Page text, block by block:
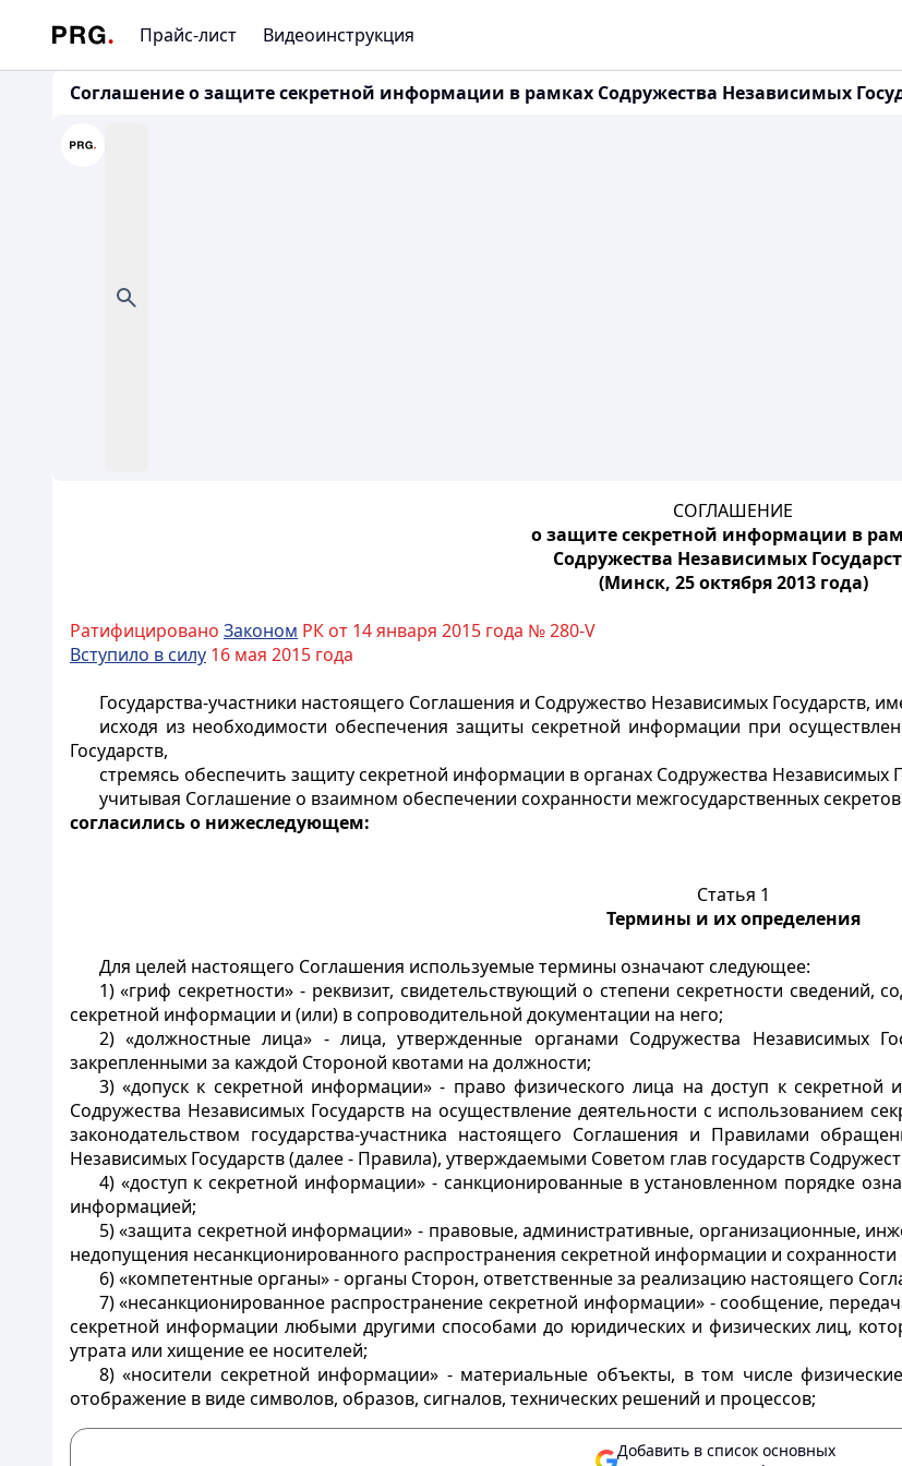
Прайс-лист Видеоинструкция
Соглашение о защите секретной информации в рамках Содружества Независимых
СОГЛАШЕНИЕ
о защите секретной информации в
Содружества Независимых
(Минск, 25 октября 2013 года)
Ратифицировано Законом РК от 14 января 2015 года № 280-V
Вступило в силу 16 мая 2015 года
Государства-участники настоящего Соглашения и Содружество Независимых Государств,
исходя из необходимости обеспечения защиты секретной информации при
Государств,
стремясь обеспечить защиту секретной информации в органах Содружества Независимых
учитывая Соглашение о взаимном обеспечении сохранности межгосударственных секретов
согласились о нижеследующем:
Статья 1
Термины и их определения
Для целей настоящего Соглашения используемые термины означают следующее:
1) «гриф секретности» - реквизит, свидетельствующий о степени секретности сведений,
секретной информации и (или) в сопроводительной документации на него;
2) «должностные лица» - лица, утвержденные органами Содружества Независимых
закрепленными за каждой Стороной квотами на должности;
3) «допуск к секретной информации» - право физического лица на доступ к
Содружества Независимых Государств на осуществление деятельности с использованием
законодательством государства-участника настоящего Соглашения и Правилами
Независимых Государств (далее - Правила), утверждаемыми Советом глав государств
4) «доступ к секретной информации» - санкционированные в установленном порядке
информацией;
5) «защита секретной информации» - правовые, административные, организационные,
недопущения несанкционированного распространения секретной информации и сохранности
6) «компетентные органы» - органы Сторон, ответственные за реализацию настоящего
7) «несанкционированное распространение секретной информации» - сообщение,
секретной информации любыми другими способами до юридических и физических лиц,
утрата или хищение ее носителей;
8) «носители секретной информации» - материальные объекты, в том числе
отображение в виде символов, образов, сигналов, технических решений и процессов;
Добавить в список основных